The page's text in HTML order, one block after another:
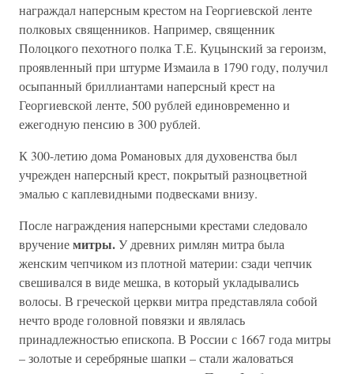
награждал наперсным крестом на Георгиевской ленте
полковых священников. Например, священник
Полоцкого пехотного полка Т.Е. Куцынский за героизм,
проявленный при штурме Измаила в 1790 году, получил
осыпанный бриллиантами наперсный крест на
Георгиевской ленте, 500 рублей единовременно и
ежегодную пенсию в 300 рублей.
К 300-летию дома Романовых для духовенства был
учрежден наперсный крест, покрытый разноцветной
эмалью с каплевидными подвесками внизу.
После награждения наперсными крестами следовало
вручениемитры.У древних римлян митра была
женским чепчиком из плотной материи: сзади чепчик
свешивался в виде мешка, в который укладывались
волосы. В греческой церкви митра представляла собой
нечто вроде головной повязки и являлась
принадлежностью епископа. В России с 1667 года митры
– золотые и серебряные шапки – стали жаловаться